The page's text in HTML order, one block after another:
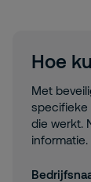
Hoe
Met
specifieke
die werkt.
informatie.